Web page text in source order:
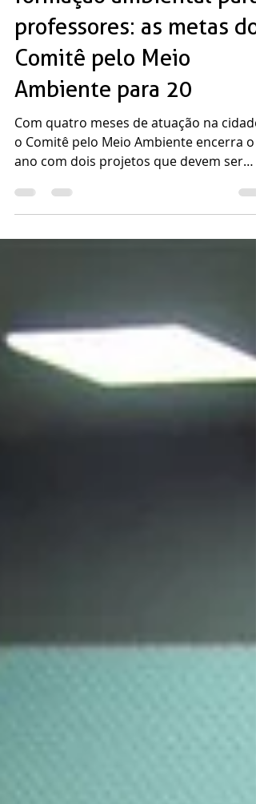
13 de dez. de 2022 2 min de leitura
Coleta seletiva e
formação ambiental para
professores: as metas do
Comitê pelo Meio
Ambiente para 20
Com quatro meses de atuação na cidade,